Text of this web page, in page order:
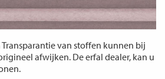
van stoffen kunnen bij
afwijken. De erfal dealer, kan u